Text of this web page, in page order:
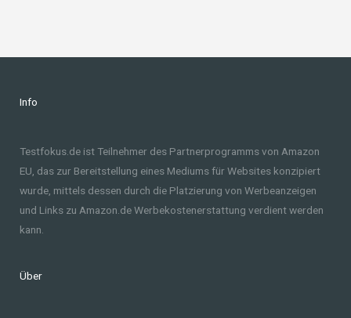
Info
Testfokus.de ist Teilnehmer des Partnerprogramms von Amazon
EU, das zur Bereitstellung eines Mediums für Websites konzipiert
wurde, mittels dessen durch die Platzierung von Werbeanzeigen
und Links zu Amazon.de Werbekostenerstattung verdient werden
kann.
Über